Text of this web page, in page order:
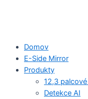
Domov
E-Side Mirror
Produkty
12,3
Detekce AI